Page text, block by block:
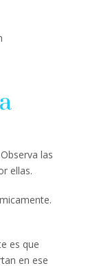
las
ellas.
es que
en ese